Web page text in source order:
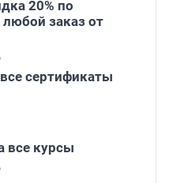
20% по
заказ от
сертификаты
все курсы